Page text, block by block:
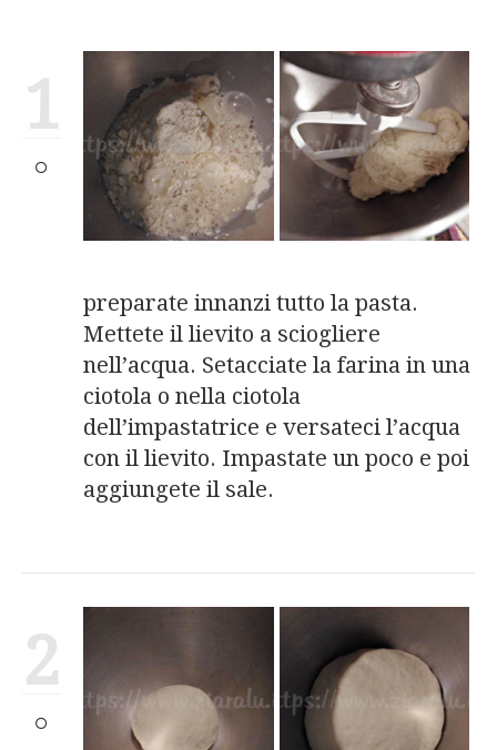
1
preparate innanzi tutto la pasta.
Mettete il lievito a sciogliere
nell’acqua. Setacciate la farina in una
ciotola o nella ciotola
dell’impastatrice e versateci l’acqua
con il lievito. Impastate un poco e poi
aggiungete il sale.
2